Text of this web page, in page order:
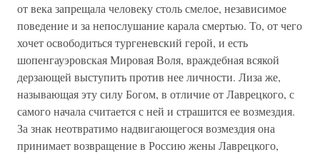
от века запрещала человеку столь смелое, независимое
поведение и за непослушание карала смертью. То, от чего
хочет освободиться тургеневский герой, и есть
шопенгауэровская Мировая Воля, враждебная всякой
дерзающей выступить против нее личности. Лиза же,
называющая эту силу Богом, в отличие от Лаврецкого, с
самого начала считается с ней и страшится ее возмездия.
За знак неотвратимо надвигающегося возмездия она
принимает возвращение в Россию жены Лаврецкого,